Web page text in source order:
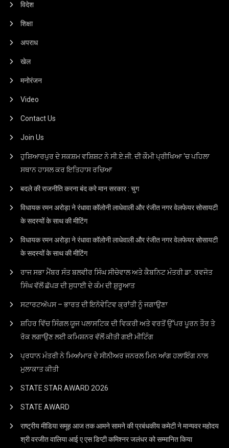
विदेश
शिक्षा
अपराध
खेल
मनोरंजन
Video
Contact Us
Join Us
ਹੁਸ਼ਿਆਰਪੁਰ ਦੇ ਸਕਸ਼ਮ ਵਸ਼ਿਸ਼ਟ ਨੇ ਸੀ.ਏ.ਜੀ. ਦੀ ਕੌਮੀ ਪ੍ਰੀਖਿਆ ‘ਚ ਪਹਿਲਾ
ਸਥਾਨ ਹਾਸਲ ਕਰ ਇਤਿਹਾਸ ਰਚਿਆ
बदले की राजनीति करना बंद करे मान सरकार : चुग
विधायक रमन अरोड़ा ने रंधावा कॉलोनी लाधेवाली और रंजीत नगर वेलफेयर सोसायटी
के सदस्यों के साथ की मीटिंग
विधायक रमन अरोड़ा ने रंधावा कॉलोनी लाधेवाली और रंजीत नगर वेलफेयर सोसायटी
के सदस्यों के साथ की मीटिंग
ਰਾਜ ਸਭਾ ਮੈਂਬਰ ਸੰਤ ਬਲਵੀਰ ਸਿੰਘ ਸੀਚੇਵਾਲ ਅਤੇ ਕੈਬਨਿਟ ਮੰਤਰੀ ਡਾ. ਰਵਜੋਤ
ਸਿੰਘ ਵੱਲੋਂ ਛੱਪੜ ਦੀ ਸੁਧਾਈ ਦੇ ਕੰਮ ਦੀ ਸ਼ੁਰੂਆਤ
ਸਟਾਰਟਅੱਪਸ – ਭਾਰਤ ਦੀ ਇਨੋਵੇਟਿਵ ਕ੍ਰਾਂਤੀ ਨੂੰ ਜਗਾਉਣਾ
ਸ਼ਹਿਰ ਵਿੱਚ ਸਿੰਗਲ ਯੂਜ ਪਲਾਸਟਿਕ ਦੀ ਵਿਕਰੀ ਅਤੇ ਵਰਤੋਂ ਉੱਪਰ ਪੂਰਨ ਤੌਰ ਤੇ
ਰੋਕ ਲਗਾਉਣ ਲਈ ਕਮਿਸ਼ਨਰ ਵੱਲੋਂ ਕੀਤੀ ਗਈ ਮੀਟਿੰਗ
ਪ੍ਰਧਾਨ ਮੰਤਰੀ ਨੇ ਮਿਆਂਮਾਰ ਦੇ ਸੀਨੀਅਰ ਜਨਰਲ ਮਿਨ ਆਂਗ ਹਲਾਇੰਗ ਨਾਲ
ਮੁਲਾਕਾਤ ਕੀਤੀ
STATE STAR AWARD 2O26
STATE AWARD
राष्ट्रीय मीडिया समूह आज तक आमने सामने की प्रबंधकीय कमेटी ने मान्यवर महोदय
श्री वरजीत वालिया आई ए एस डिप्टी कमिश्नर जलंधर को सम्मानित किया